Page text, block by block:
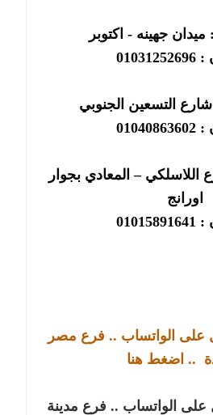
جهينه - اكتوبر
التسعين الجنوبي
اللاسلكي – المعادي بجوار
اورانج
على الواتساب .. فرع مصر
.. اضغط هنا
على الواتساب .. فرع مدينة